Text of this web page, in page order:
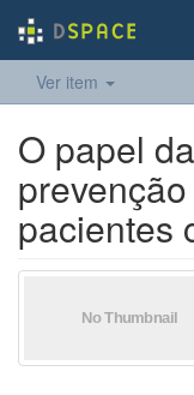
Ver item
O papel
pacientes